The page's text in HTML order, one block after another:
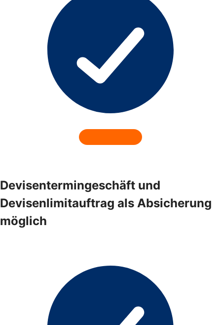
Devisentermingeschäft und
Devisenlimitauftrag als Absicherung
möglich